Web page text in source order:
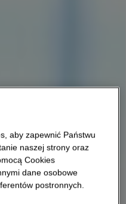
aby zapewnić Państwu
naszej strony oraz
Cookies
dane osobowe
postronnych.